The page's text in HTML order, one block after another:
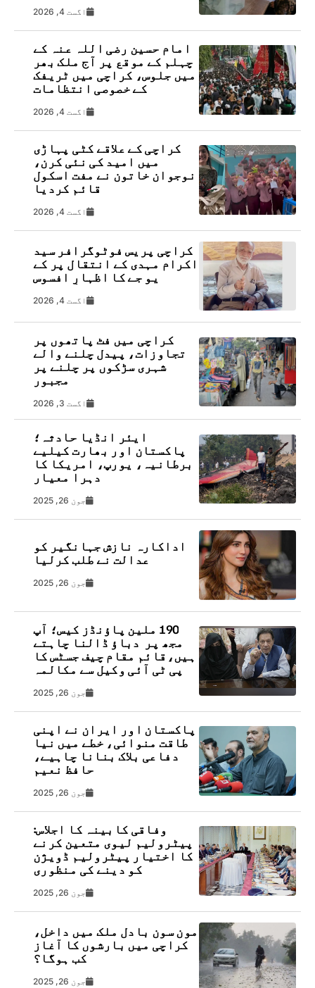
اگست 4, 2026
امام حسین رضی اللہ عنہ کے
چہلم کے موقع پر آج ملک بھر
میں جلوس، کراچی میں ٹریفک
کے خصوصی انتظامات
اگست 4, 2026
کراچی کے علاقے کٹی پہاڑی
میں امید کی نئی کرن،
نوجوان خاتون نے مفت اسکول
قائم کردیا
اگست 4, 2026
کراچی پریس فوٹوگرافر سید
اکرام مہدی کے انتقال پر کے
یو جے کا اظہارِ افسوس
اگست 4, 2026
کراچی میں فٹ پاتھوں پر
تجاوزات، پیدل چلنے والے
شہری سڑکوں پر چلنے پر
مجبور
اگست 3, 2026
ایئر انڈیا حادثہ؛
پاکستان اور بھارت کیلیے
برطانیہ، یورپ، امریکا کا
دہرا معیار
جون 26, 2025
اداکارہ نازش جہانگیر کو
عدالت نے طلب کرلیا
جون 26, 2025
190 ملین پاؤنڈز کیس؛ آپ
مجھ پر دباؤ ڈالنا چاہتے
ہیں،قائم مقام چیف جسٹس کا
پی ٹی آئی وکیل سے مکالمہ
جون 26, 2025
پاکستان اور ایران نے اپنی
طاقت منوائی، خطے میں نیا
دفاعی بلاک بنانا چاہیے،
حافظ نعیم
جون 26, 2025
وفاقی کابینہ کا اجلاس:
پیٹرولیم لیوی متعین کرنے
کا اختیار پیٹرولیم ڈویژن
کو دینے کی منظوری
جون 26, 2025
مون سون بادل ملک میں داخل،
کراچی میں بارشوں کا آغاز
کب ہوگا؟
جون 26, 2025